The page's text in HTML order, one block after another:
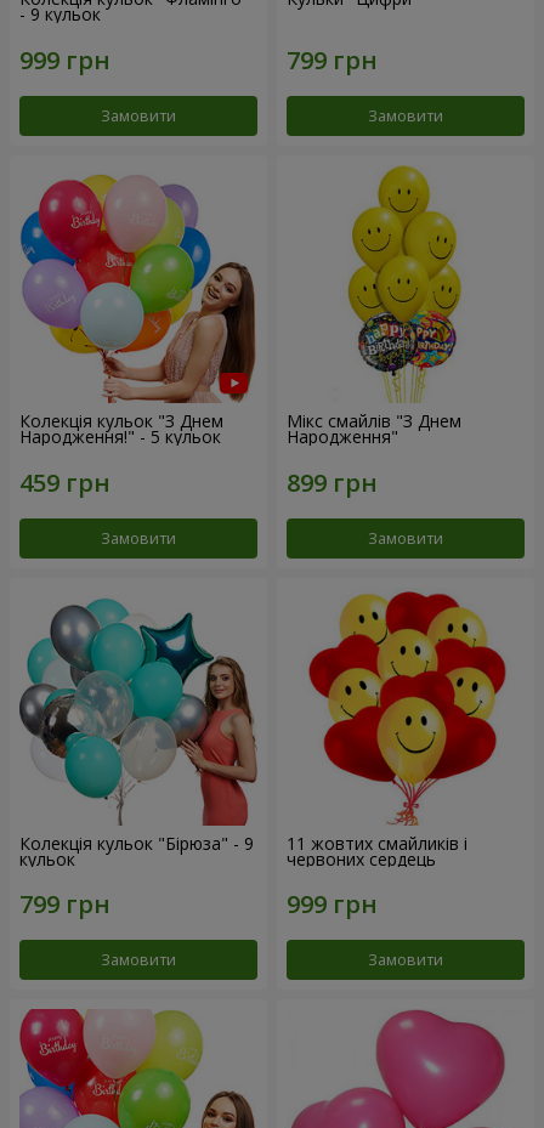
- 9 кульок
Замовити Замовити
Колекція кульок "З Днем
Народження!" - 5 кульок
Замовити
Мікс смайлів "З Днем
Народження"
Замовити
Колекція кульок "Бірюза" - 9
кульок
Замовити
11 жовтих смайликів і
червоних сердець
Замовити